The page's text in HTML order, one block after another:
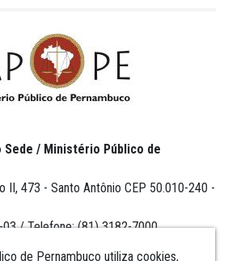
de Pernambuco utiliza cookies,
Sede / Ministério Público de
II, 473 - Santo Antônio CEP 50.010-240 -
/ Telefone: (81) 3182-7000